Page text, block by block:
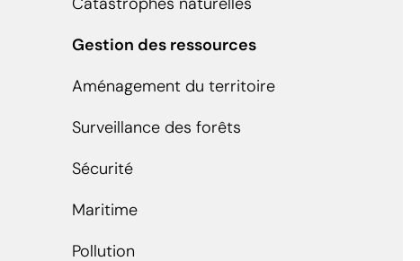
Gestion des ressources
Aménagement du territoire
Surveillance des forêts
Sécurité
Maritime
Pollution